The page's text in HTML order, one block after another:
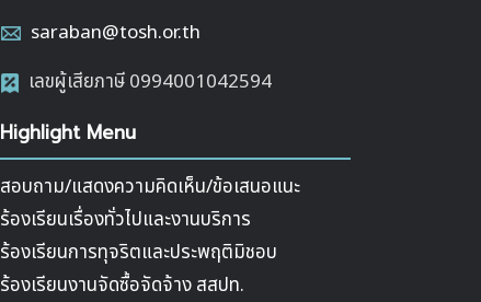
saraban@tosh.or.th
เลขผู้เสียภาษี 0994001042594
Highlight Menu
สอบถาม/แสดงความคิดเห็น/ข้อเสนอแนะ
ร้องเรียนเรื่องทั่วไปและงานบริการ
ร้องเรียนการทุจริตและประพฤติมิชอบ
ร้องเรียนงานจัดซื้อจัดจ้าง สสปท.